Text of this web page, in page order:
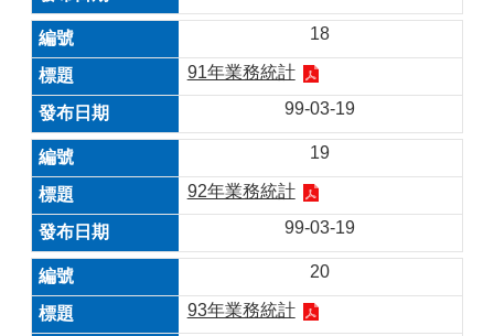
18
91年業務統計
99-03-19
19
92年業務統計
99-03-19
20
93年業務統計